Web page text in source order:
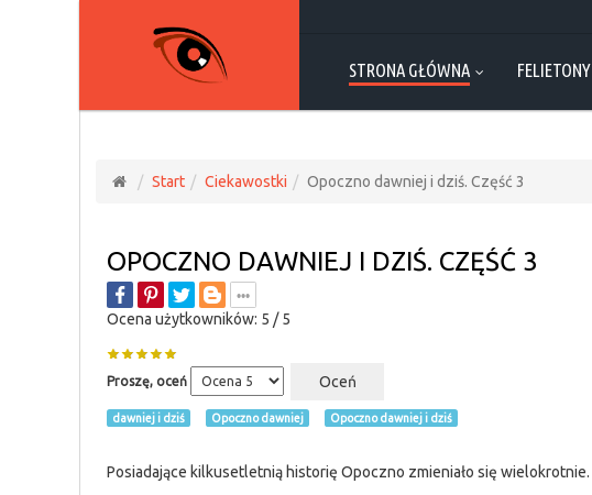
STRONA GŁÓWNA FELIETONY
Start Ciekawostki Opoczno dawniej i dziś. Część 3
OPOCZNO DAWNIEJ I DZIŚ. CZĘŚĆ 3
Ocena użytkowników: 5 /5
Proszę, oceń
dawniej i dziś Opoczno dawniej Opoczno dawniej i dziś
Posiadające kilkusetletnią historię Opoczno zmieniało się wielokrotnie.